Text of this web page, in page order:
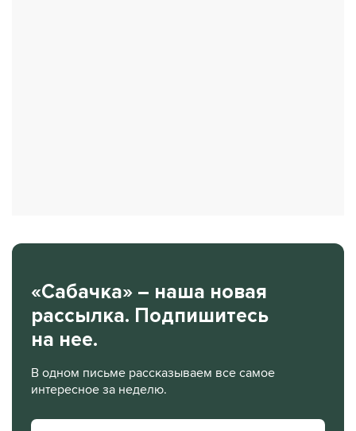
«Сабачка» – наша новая
рассылка. Подпишитесь
на нее.
В одном письме рассказываем все самое
интересное за неделю.